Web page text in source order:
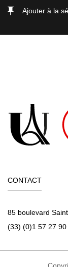
Ajouter à la
CONTACT
85 boulevard
(33) (0)1 57 27 90